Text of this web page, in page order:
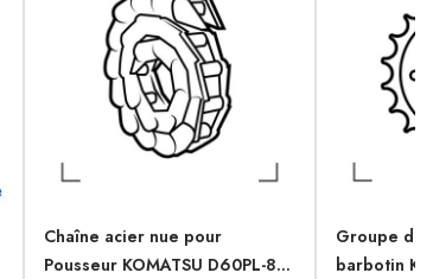
Chaîne acier nue pour
Pousseur KOMATSU D60PL-8...
Groupe de
barbotin